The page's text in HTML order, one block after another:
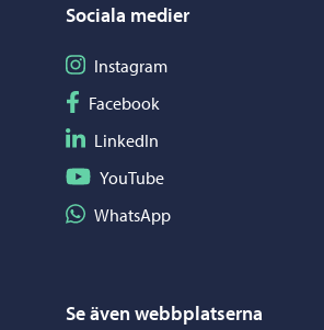
Sociala medier
Följ på Instagram
Instagram
Följ på Facebook
Facebook
Följ på LinkedIn
LinkedIn
Följ på YouTube
YouTube
Dela på WhatsApp
WhatsApp
Se även webbplatserna